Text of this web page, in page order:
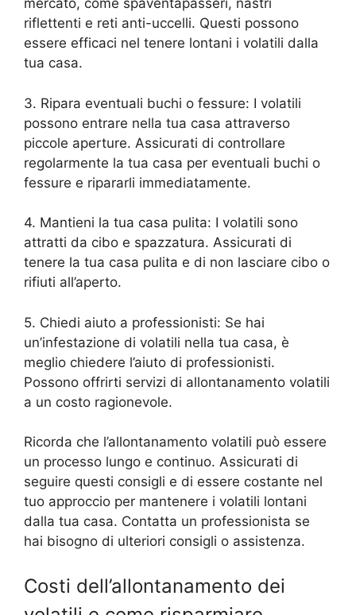
mercato, come spaventapasseri, nastri
riflettenti e reti anti-uccelli. Questi possono
essere efficaci nel tenere lontani i volatili dalla
tua casa.
3. Ripara eventuali buchi o fessure: I volatili
possono entrare nella tua casa attraverso
piccole aperture. Assicurati di controllare
regolarmente la tua casa per eventuali buchi o
fessure e ripararli immediatamente.
4. Mantieni la tua casa pulita: I volatili sono
attratti da cibo e spazzatura. Assicurati di
tenere la tua casa pulita e di non lasciare cibo o
rifiuti all’aperto.
5. Chiedi aiuto a professionisti: Se hai
un’infestazione di volatili nella tua casa, è
meglio chiedere l’aiuto di professionisti.
Possono offrirti servizi di allontanamento volatili
a un costo ragionevole.
Ricorda che l’allontanamento volatili può essere
un processo lungo e continuo. Assicurati di
seguire questi consigli e di essere costante nel
tuo approccio per mantenere i volatili lontani
dalla tua casa. Contatta un professionista se
hai bisogno di ulteriori consigli o assistenza.
Costi dell’allontanamento dei